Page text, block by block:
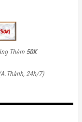
Thêm 50K
24h/7)